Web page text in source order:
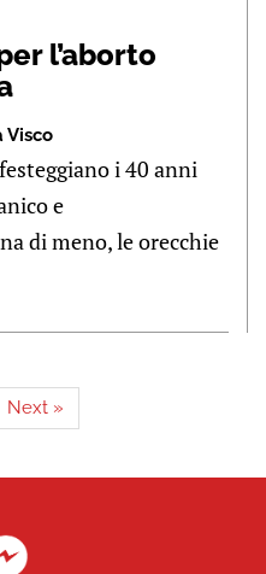
l’aborto
Visco
i 40 anni
e
di meno, le orecchie
Next »